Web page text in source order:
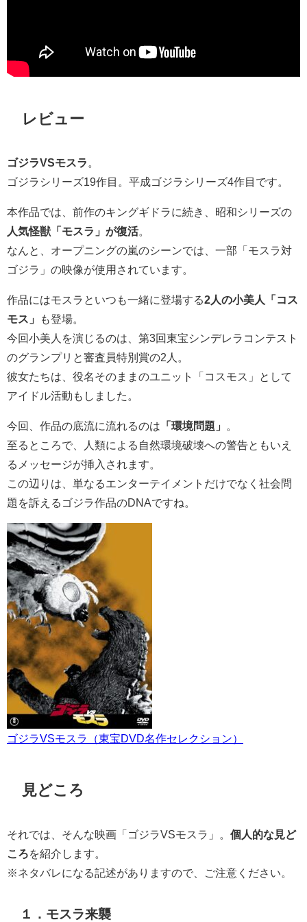
レビュー
ゴジラVSモスラ 。
ゴジラシリーズ19作目。平成ゴジラシリーズ4作目です。
本作品では、前作のキングギドラに続き、昭和シリーズの
人気怪獣「モスラ」が復活。
なんと、オープニングの嵐のシーンでは、一部「モスラ対
ゴジラ」の映像が使用されています。
作品にはモスラといつも一緒に登場する2人の小美人「コス
モス」
も登場。
今回小美人を演じるのは、第3回東宝シンデレラコンテスト
のグランプリと審査員特別賞の2人。
彼女たちは、役名そのままのユニット「コスモス」として
アイドル活動もしました。
今回、作品の底流に流れるのは 「環境問題」
。
至るところで、人類による自然環境破壊への警告ともいえ
るメッセージが挿入されます。
この辺りは、単なるエンターテイメントだけでなく社会問
題を訴えるゴジラ作品のDNAですね。
ゴジラVSモスラ（東宝DVD名作セレクション）
見どころ
それでは、そんな映画「ゴジラVSモスラ」。 個人的な見ど
ころを紹介します。
※ネタバレになる記述がありますので、ご注意ください。
１．モスラ来襲